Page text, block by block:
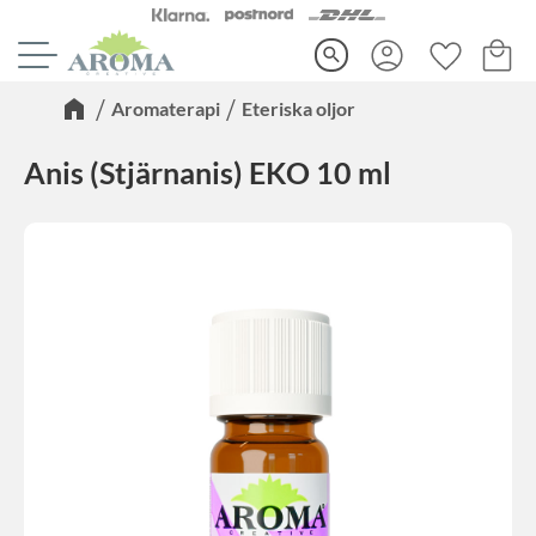
Meny search
Aromaterapi Eteriska oljor
Anis (Stjärnanis) EKO 10 ml